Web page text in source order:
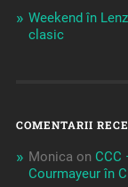
Weekend în
clasic
COMENTARII
Monica on CCC
Courmayeur în